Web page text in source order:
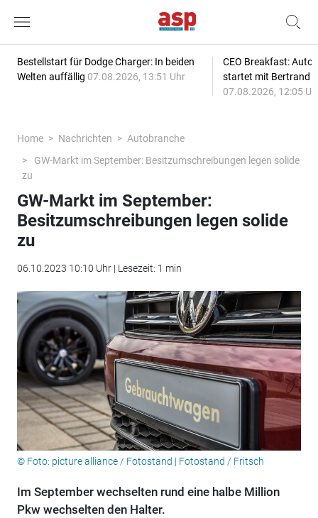
Bestellstart für Dodge Charger: In beiden
Welten auffällig 07.08.2026, 13:51 Uhr
CEO Breakfast:
startet mit Bertrand
07.08.2026, 12:05
Home Nachrichten
Autobranche
GW-Markt im September: Besitzumschreibungen legen solide
zu
GW-Markt im September:
Besitzumschreibungen legen solide
zu
06.10.2023 10:10 Uhr | Lesezeit: 1 min
© Foto: picture alliance / Fotostand | Fotostand / Fritsch
Im September wechselten rund eine halbe Million
Pkw wechselten den Halter.